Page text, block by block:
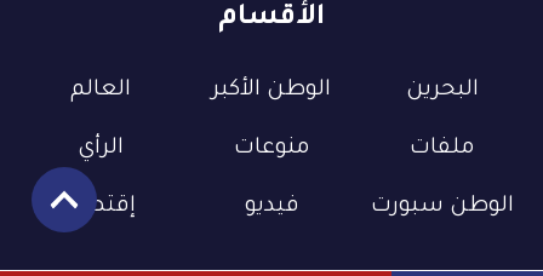
الأقسام
البحرين الوطن الأكبر العالم
ملفات منوعات الرأي
الوطن سبورت فيديو إقتصاد